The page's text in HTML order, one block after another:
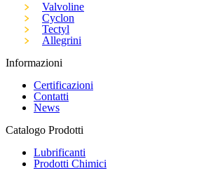
Valvoline
Cyclon
Tectyl
Allegrini
Informazioni
Certificazioni
Contatti
News
Catalogo Prodotti
Lubrificanti
Prodotti Chimici